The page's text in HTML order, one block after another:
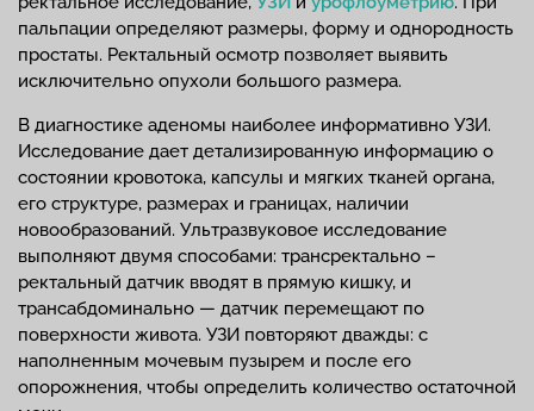
пальпации определяют размеры, форму и однородность
простаты. Ректальный осмотр позволяет выявить
исключительно опухоли большого размера.
В диагностике аденомы наиболее информативно УЗИ.
Исследование дает детализированную информацию о
состоянии кровотока, капсулы и мягких тканей органа,
его структуре, размерах и границах, наличии
новообразований. Ультразвуковое исследование
выполняют двумя способами: трансректально –
ректальный датчик вводят в прямую кишку, и
трансабдоминально — датчик перемещают по
поверхности живота. УЗИ повторяют дважды: с
наполненным мочевым пузырем и после его
опорожнения, чтобы определить количество остаточной